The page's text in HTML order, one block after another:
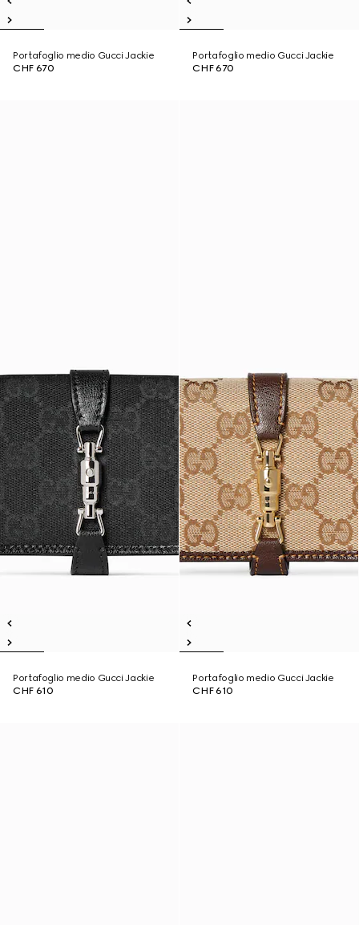
Portafoglio medio Gucci Jackie
CHF 670
Portafoglio medio Gucci Jackie
CHF 670
Portafoglio medio Gucci Jackie
CHF 610
Portafoglio medio Gucci Jackie
CHF 610